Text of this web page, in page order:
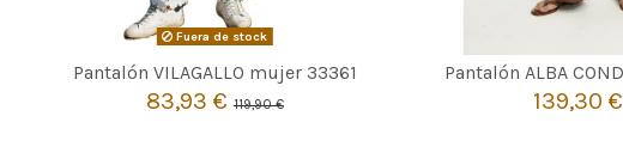
Fuera de stock
Pantalón VILAGALLO mujer 33361
83,93 €119,90 €
 Agotado Pantalón ALBA
139,30
40
 Añadir